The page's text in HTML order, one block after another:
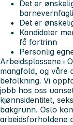
Det er
Det er
Kandidater
få fortrinn
Personlig
Arbeidsplassene i
mangfold, og våre
befolkning. Vi
jobb hos oss
kjønnsidentitet,
bakgrunn. Oslo
arbeidsforholdene